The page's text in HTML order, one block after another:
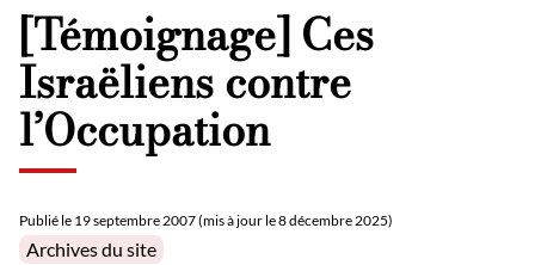
[Témoignage] Ces
Israëliens contre
l’Occupation
Publié le 19 septembre 2007 (mis à jour le 8 décembre 2025)
Posted in
Archives du site